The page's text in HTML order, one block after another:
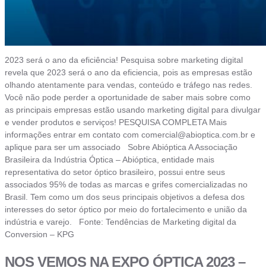
2023 será o ano da eficiência! Pesquisa sobre marketing digital
revela que 2023 será o ano da eficiencia, pois as empresas estão
olhando atentamente para vendas, conteúdo e tráfego nas redes.
Você não pode perder a oportunidade de saber mais sobre como
as principais empresas estão usando marketing digital para divulgar
e vender produtos e serviços! PESQUISA COMPLETA Mais
informações entrar em contato com comercial@abioptica.com.br e
aplique para ser um associado Sobre Abióptica A Associação
Brasileira da Indústria Óptica – Abióptica, entidade mais
representativa do setor óptico brasileiro, possui entre seus
associados 95% de todas as marcas e grifes comercializadas no
Brasil. Tem como um dos seus principais objetivos a defesa dos
interesses do setor óptico por meio do fortalecimento e união da
indústria e varejo. Fonte: Tendências de Marketing digital da
Conversion – KPG
NOS VEMOS NA EXPO ÓPTICA 2023 –